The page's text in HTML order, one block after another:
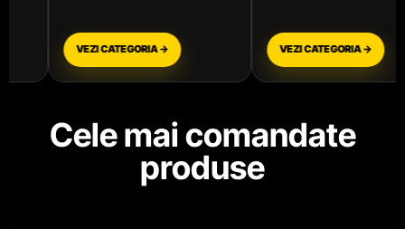
VEZI CATEGORIA → VEZI CATEGORIA →
Cele mai comandate
produse